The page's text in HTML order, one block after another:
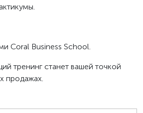
Coral Business School.
тренинг станет вашей точкой
продажах.